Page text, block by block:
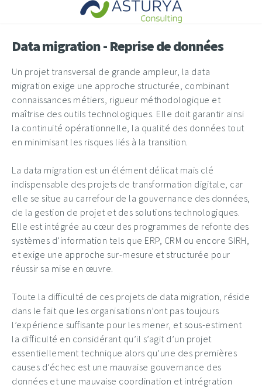
Data migration - Reprise de données
Un projet transversal de grande ampleur, la data
migration exige une approche structurée, combinant
connaissances métiers, rigueur méthodologique et
maîtrise des outils technologiques. Elle doit garantir ainsi
la continuité opérationnelle, la qualité des données tout
en minimisant les risques liés à la transition.
La data migration est un élément délicat mais clé
indispensable des projets de transformation digitale, car
elle se situe au carrefour de la gouvernance des données,
de la gestion de projet et des solutions technologiques.
Elle est intégrée au cœur des programmes de refonte des
systèmes d’information tels que ERP, CRM ou encore SIRH,
et exige une approche sur-mesure et structurée pour
réussir sa mise en œuvre.
Toute la difficulté de ces projets de data migration, réside
dans le fait que les organisations n’ont pas toujours
l’expérience suffisante pour les mener, et sous-estiment
la difficulté en considérant qu’il s’agit d’un projet
essentiellement technique alors qu’une des premières
causes d’échec est une mauvaise gouvernance des
données et une mauvaise coordination et intrégration